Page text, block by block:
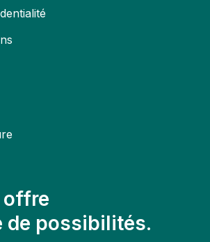
offre
de possibilités.